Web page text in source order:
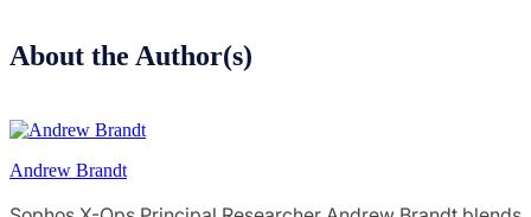
About the Author(s)
Andrew Brandt